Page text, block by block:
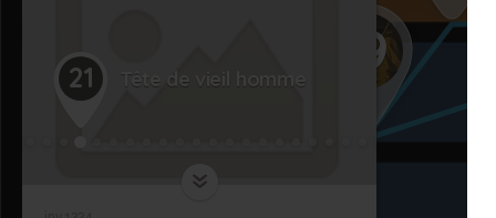
19
23
21 Tête de vieil homme